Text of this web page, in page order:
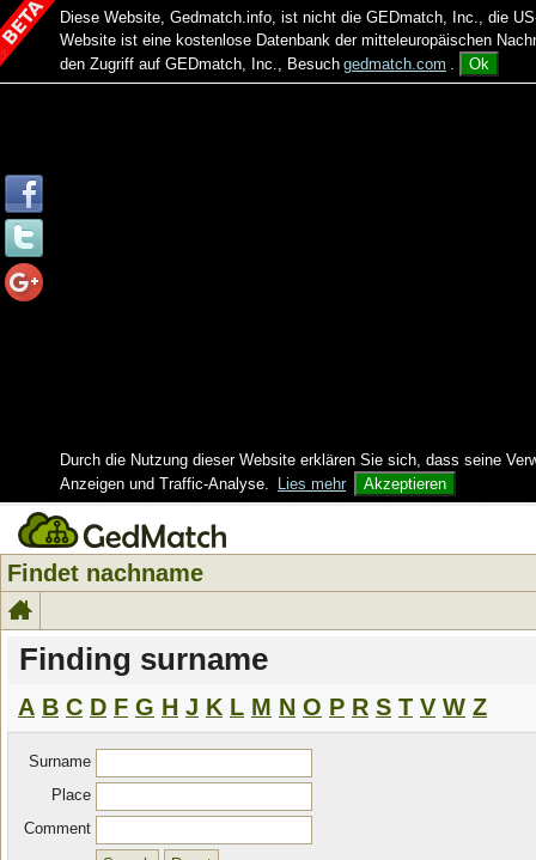
Diese Website, Gedmatch.info, ist nicht die GEDmatch, Inc., die
Website ist eine kostenlose Datenbank der mitteleuropäischen
den Zugriff auf GEDmatch, Inc., Besuch gedmatch.com . Ok
Durch die Nutzung dieser Website erklären Sie sich, dass seine
Anzeigen und Traffic-Analyse.
Lies mehr Akzeptieren
Findet nachname
Finding surname
A B C D F G H J K L M N O P R S T V W Z
Surname
Place
Comment